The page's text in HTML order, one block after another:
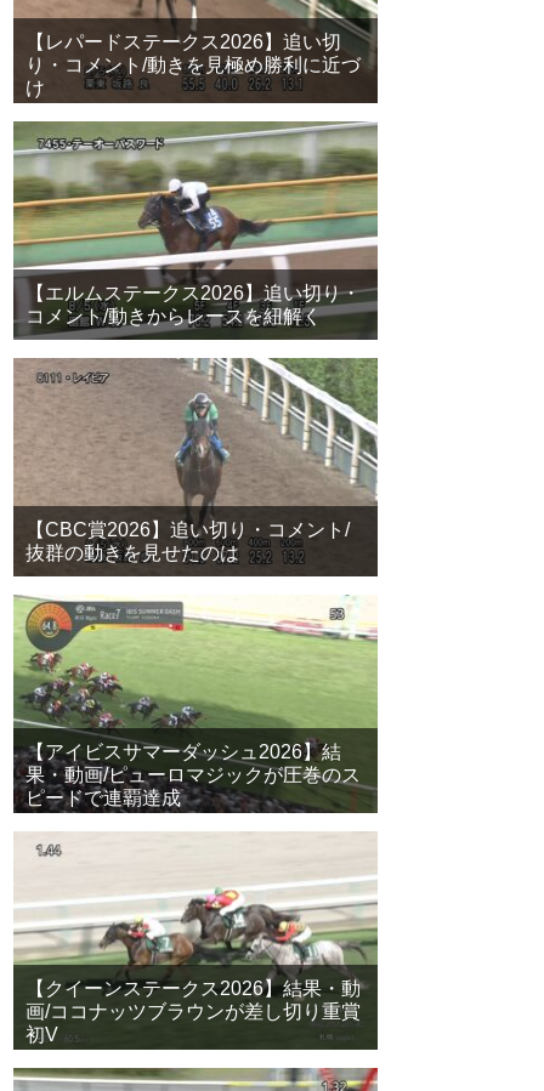
【レパードステークス2026】追い切
り・コメント/動きを見極め勝利に近づ
け
【エルムステークス2026】追い切り・
コメント/動きからレースを紐解く
【CBC賞2026】追い切り・コメント/
抜群の動きを見せたのは
【アイビスサマーダッシュ2026】結
果・動画/ピューロマジックが圧巻のス
ピードで連覇達成
【クイーンステークス2026】結果・動
画/ココナッツブラウンが差し切り重賞
初V